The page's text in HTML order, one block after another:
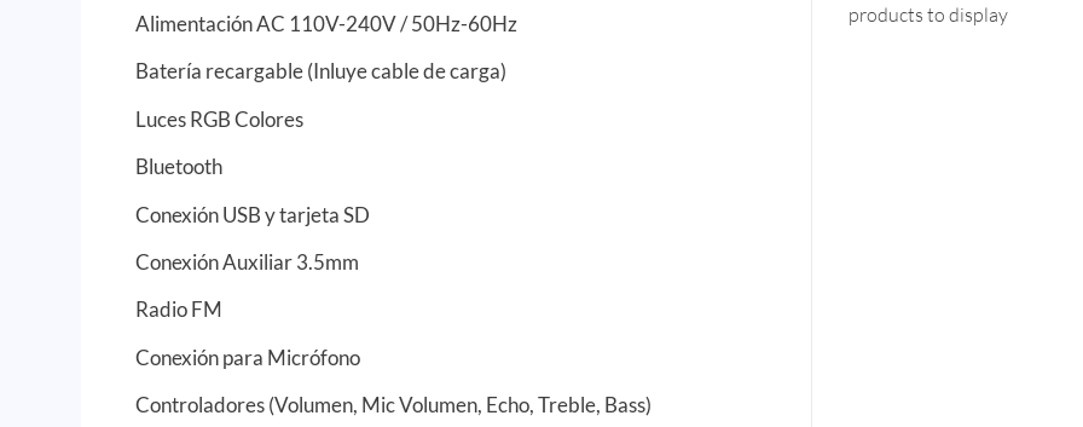
Alimentación AC 110V-240V / 50Hz-60Hz
Batería recargable (Inluye cable de carga)
Luces RGB Colores
Bluetooth
Conexión USB y tarjeta SD
Conexión Auxiliar 3.5mm
Radio FM
Conexión para Micrófono
Controladores (Volumen, Mic Volumen, Echo, Treble, Bass)
products to display